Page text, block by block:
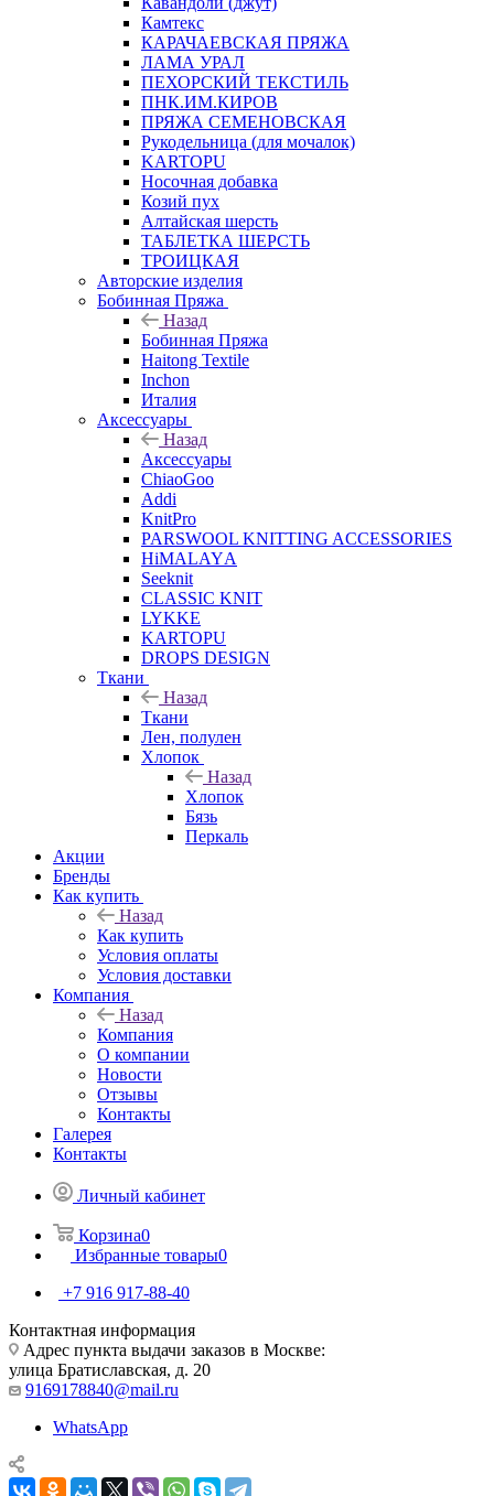
Камтекс
КАРАЧАЕВСКАЯ ПРЯЖА
ЛАМА УРАЛ
ПЕХОРСКИЙ ТЕКСТИЛЬ
ПНК.ИМ.КИРОВ
ПРЯЖА СЕМЕНОВСКАЯ
Рукодельница (для мочалок)
KARTOPU
Носочная добавка
Козий пух
Алтайская шерсть
ТАБЛЕTКА ШЕРСТЬ
ТРОИЦКАЯ
Авторские изделия
Бобинная Пряжа
Назад
Бобинная Пряжа
Haitong Textilе
Inchon
Италия
Аксессуары
Назад
Аксессуары
ChiaoGoo
Addi
KnitPro
PARSWOOL KNITTING ACCESSORIES
HiMALAYА
Seeknit
CLASSIC KNIT
LYKKE
KАRTOPU
DROPS DЕSIGN
Ткани
Назад
Ткани
Лен, полулен
Хлопок
Назад
Хлопок
Бязь
Перкаль
Акции
Бренды
Как купить
Назад
Как купить
Условия оплаты
Условия доставки
Компания
Назад
Компания
О компании
Новости
Отзывы
Контакты
Галерея
Контакты
Личный кабинет
Корзина0
Избранные товары0
+7 916 917-88-40
Контактная информация
Адрес пункта выдачи заказов в Москве:
улица Братиславская, д. 20
9169178840@mail.ru
WhatsApp